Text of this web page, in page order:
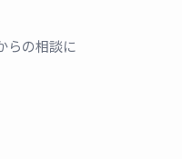
らの相談に